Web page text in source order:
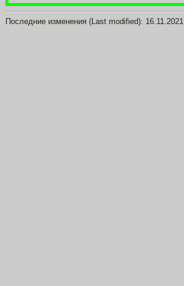
Последние изменения (Last modified): 16.11.2021